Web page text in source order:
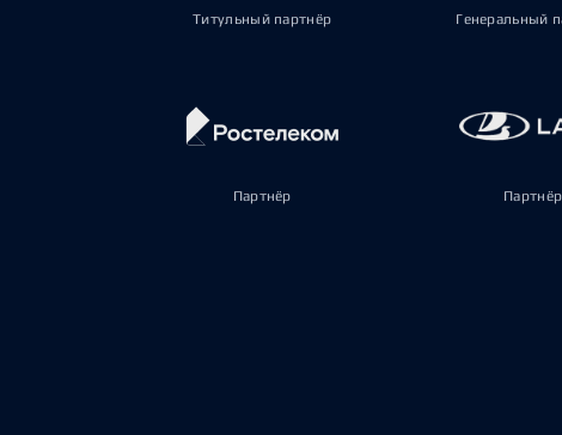
Титульный партнёр Генеральный
Партнёр Партнёр